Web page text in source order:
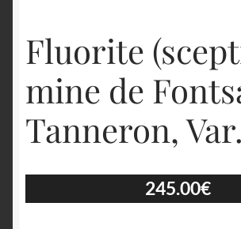
Fluorite
mine de
Tanneron, Var.
245.00€